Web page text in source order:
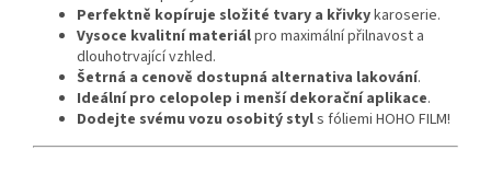
Perfektně kopíruje složité tvary a křivkykaroserie.
Vysoce kvalitní materiálpro maximální přilnavost a
dlouhotrvající vzhled.
Šetrná a cenově dostupná alternativa lakování.
Ideální pro celopolep i menší dekorační aplikace.
Dodejte svému vozu osobitý styls fóliemi HOHO FILM!